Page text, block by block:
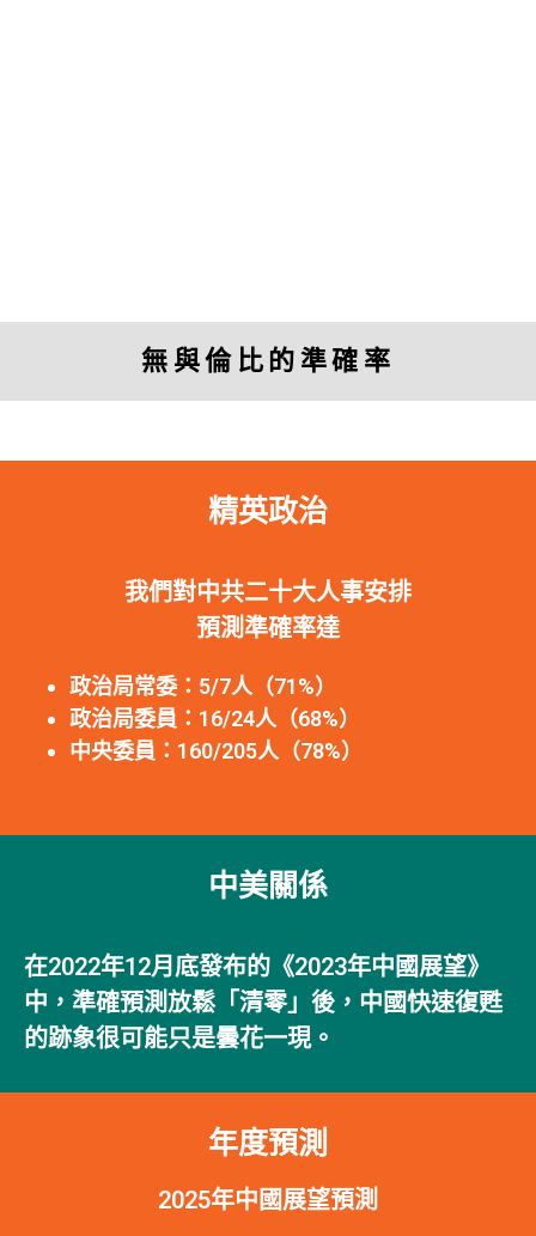
無與倫比的準確率
精英政治
我們對中共二十大人事安排
預測準確率達
政治局常委：5/7人（71%）
政治局委員：16/24人（68%）
中央委員：160/205人（78%）
中美關係
在2022年12月底發布的《2023年中國展望》
中，準確預測放鬆「清零」後，中國快速復甦
的跡象很可能只是曇花一現。
年度預測
2025年中國展望預測